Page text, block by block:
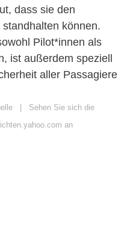
dass sie den
können.
Pilot*innen als
ist außerdem speziell
aller Passagiere
| Sehen Sie sich die
an